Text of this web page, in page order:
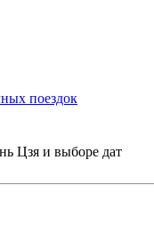
поездок
Цзя и выборе дат